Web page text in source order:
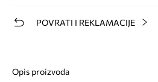
POVRATI I REKLAMACIJE
Opis proizvoda